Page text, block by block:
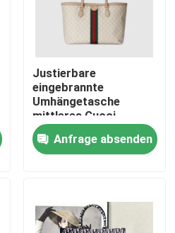
Justierbare
eingebrannte
Umhängetasche
mittleres Gucci
Ophidia Tote White
For Woman
Anfrage absenden